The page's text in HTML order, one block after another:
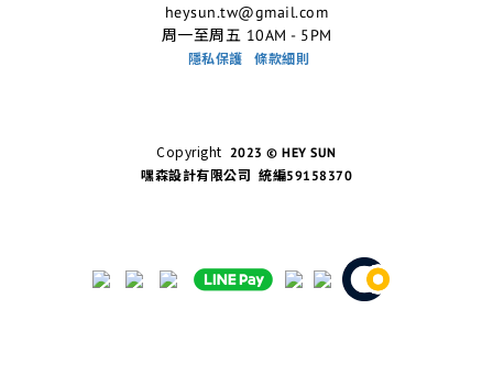
heysun.tw@gmail.com
周一至周五 10AM - 5PM
隱私保護 條款細則
Copyright 2023 © HEY SUN
嘿森設計有限公司 統編59158370